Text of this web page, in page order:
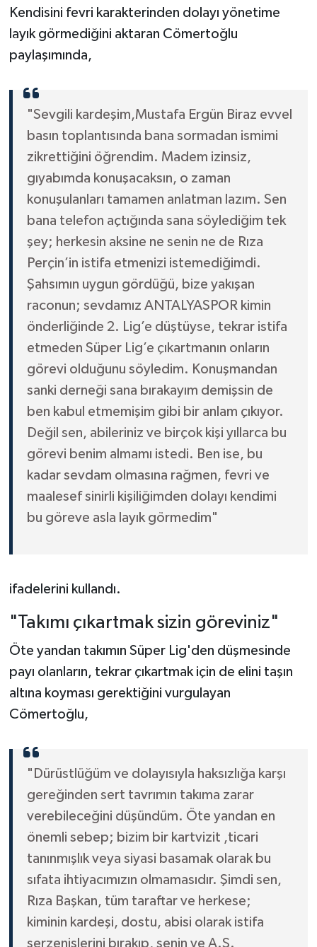
Kendisini fevri karakterinden dolayı yönetime
layık görmediğini aktaran Cömertoğlu
paylaşımında,
"Sevgili kardeşim,Mustafa Ergün Biraz evvel
basın toplantısında bana sormadan ismimi
zikrettiğini öğrendim. Madem izinsiz,
gıyabımda konuşacaksın, o zaman
konuşulanları tamamen anlatman lazım. Sen
bana telefon açtığında sana söylediğim tek
şey; herkesin aksine ne senin ne de Rıza
Perçin’in istifa etmenizi istemediğimdi.
Şahsımın uygun gördüğü, bize yakışan
raconun; sevdamız ANTALYASPOR kimin
önderliğinde 2. Lig’e düştüyse, tekrar istifa
etmeden Süper Lig’e çıkartmanın onların
görevi olduğunu söyledim. Konuşmandan
sanki derneği sana bırakayım demişsin de
ben kabul etmemişim gibi bir anlam çıkıyor.
Değil sen, abileriniz ve birçok kişi yıllarca bu
görevi benim almamı istedi. Ben ise, bu
kadar sevdam olmasına rağmen, fevri ve
maalesef sinirli kişiliğimden dolayı kendimi
bu göreve asla layık görmedim"
ifadelerini kullandı.
"Takımı çıkartmak sizin göreviniz"
Öte yandan takımın Süper Lig'den düşmesinde
payı olanların, tekrar çıkartmak için de elini taşın
altına koyması gerektiğini vurgulayan
Cömertoğlu,
"Dürüstlüğüm ve dolayısıyla haksızlığa karşı
gereğinden sert tavrımın takıma zarar
verebileceğini düşündüm. Öte yandan en
önemli sebep; bizim bir kartvizit ,ticari
tanınmışlık veya siyasi basamak olarak bu
sıfata ihtiyacımızın olmamasıdır. Şimdi sen,
Rıza Başkan, tüm taraftar ve herkese;
kiminin kardeşi, dostu, abisi olarak istifa
serzenişlerini bırakıp, senin ve A.Ş.